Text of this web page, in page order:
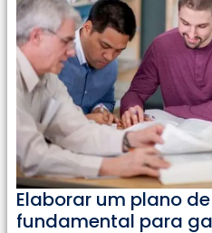
Elaborar um plano
fundamental para